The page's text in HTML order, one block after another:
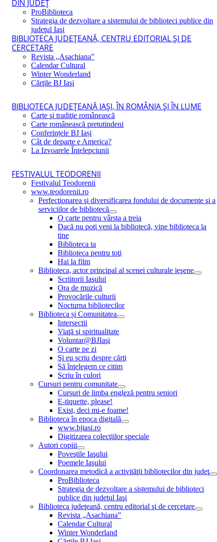
DIN JUDEŢ
ProBiblioteca
Strategia de dezvoltare a sistemului de biblioteci publice din
judeţul Iaşi
BIBLIOTECA JUDEŢEANĂ, CENTRU EDITORIAL ŞI DE
CERCETARE
Revista „Asachiana”
Calendar Cultural
Winter Wonderland
Cărţile BJ Iaşi
BIBLIOTECA JUDEŢEANĂ IAŞI, ÎN ROMÂNIA ŞI ÎN LUME
Carte şi tradiţie românească
Carte românească pretutindeni
Conferințele BJ Iași
Cât de departe e America?
La Izvoarele Înţelepciunii
FESTIVALUL TEODORENII
Festivalul Teodorenii
www.teodorenii.ro
Perfecţionarea şi diversificarea fondului de documente şi a
serviciilor de bibliotecă
O carte pentru vârsta a treia
Dacă nu poţi veni la bibliotecă, vine biblioteca la
tine
Biblioteca ta
Biblioteca pentru toţi
Hai la film
Biblioteca, actor principal al scenei culturale ieşene
Scriitorii Iaşului
Ora de muzică
Provocările culturii
Nocturna bibliotecilor
Biblioteca și Comunitatea
Intersecţii
Viaţă şi spiritualitate
Voluntar@BJIaşi
O carte pe zi
Şi eu scriu despre cărţi
Să înţelegem ce citim
Scriu în culori
Cursuri pentru comunitate
Cursuri de limba engleză pentru seniori
E-tiquette, please!
Exist, deci mi-e foame!
Biblioteca în epoca digitală
www.bjiasi.ro
Digitizarea colecţiilor speciale
Autori copiii
Poveştile Iaşului
Poemele Iaşului
Coordonarea metodică a activităţii bibliotecilor din judeţ
ProBiblioteca
Strategia de dezvoltare a sistemului de biblioteci
publice din judeţul Iaşi
Biblioteca judeţeană, centru editorial şi de cercetare
Revista „Asachiana”
Calendar Cultural
Winter Wonderland